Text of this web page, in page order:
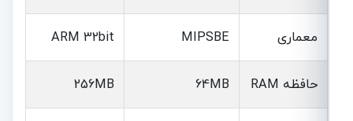
معماری MIPSBE
ARM 32bit
حافظه RAM 64MB
256MB